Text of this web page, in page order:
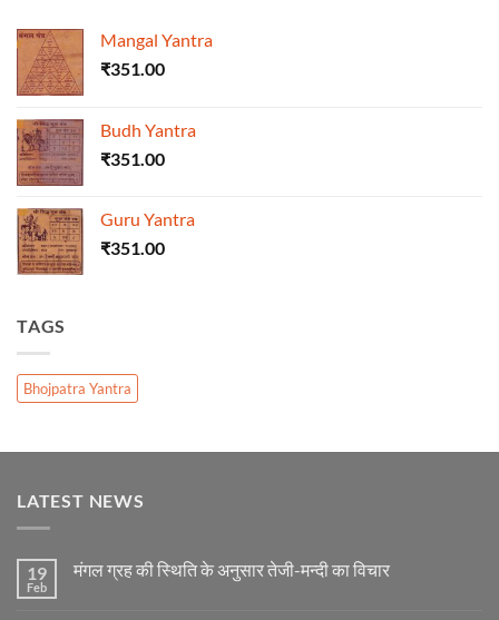
Mangal Yantra
₹351.00
Budh Yantra
₹351.00
Guru Yantra
₹351.00
TAGS
Bhojpatra Yantra
LATEST NEWS
19
Feb
मंगल ग्रह की स्थिति के अनुसार तेजी-मन्दी का विचार